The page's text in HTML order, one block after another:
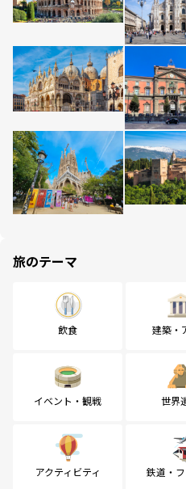
旅のテーマ
飲食 建築・
イベント・観戦 世界
アクティビティ 鉄道・